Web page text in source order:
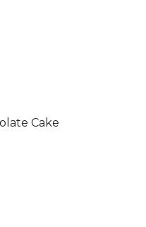
Cake